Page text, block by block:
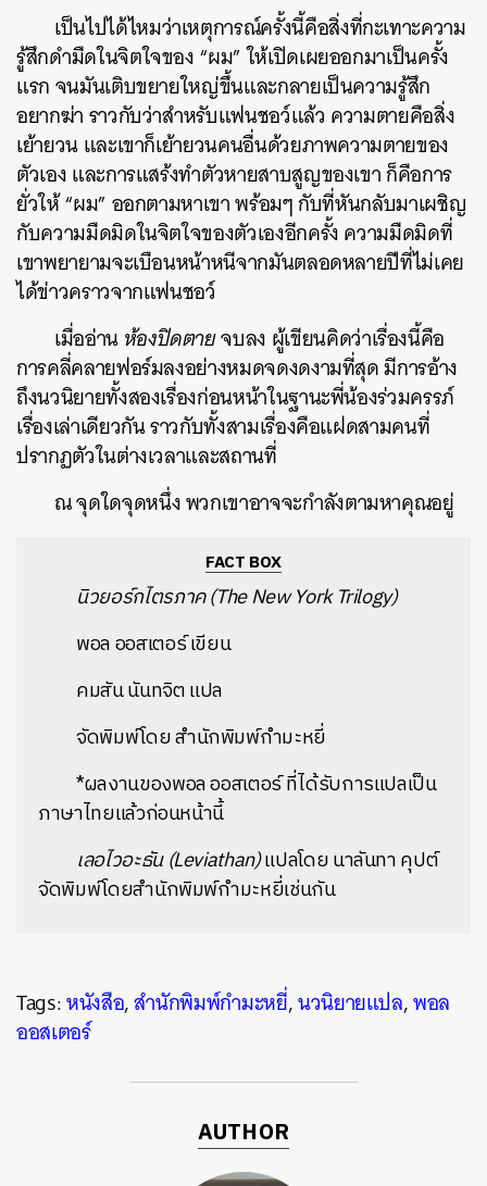
เป็นไปได้ไหมว่าเหตุการณ์ครั้งนี้คือสิ่งที่กะเทาะความ
รู้สึกดำมืดในจิตใจของ “ผม” ให้เปิดเผยออกมาเป็นครั้ง
แรก จนมันเติบขยายใหญ่ขึ้นและกลายเป็นความรู้สึก
อยากฆ่า ราวกับว่าสำหรับแฟนชอว์แล้ว ความตายคือสิ่ง
เย้ายวน และเขาก็เย้ายวนคนอื่นด้วยภาพความตายของ
ตัวเอง และการแสร้งทำตัวหายสาบสูญของเขา ก็คือการ
ยั่วให้ “ผม” ออกตามหาเขา พร้อมๆ กับที่หันกลับมาเผชิญ
กับความมืดมิดในจิตใจของตัวเองอีกครั้ง ความมืดมิดที่
เขาพยายามจะเบือนหน้าหนีจากมันตลอดหลายปีที่ไม่เคย
ได้ข่าวคราวจากแฟนชอว์
เมื่ออ่านห้องปิดตายจบลง ผู้เขียนคิดว่าเรื่องนี้คือ
การคลี่คลายฟอร์มลงอย่างหมดจดงดงามที่สุด มีการอ้าง
ถึงนวนิยายทั้งสองเรื่องก่อนหน้าในฐานะพี่น้องร่วมครรภ์
เรื่องเล่าเดียวกัน ราวกับทั้งสามเรื่องคือแฝดสามคนที่
ปรากฏตัวในต่างเวลาและสถานที่
ณ จุดใดจุดหนึ่ง พวกเขาอาจจะกำลังตามหาคุณอยู่
FACT BOX
นิวยอร์กไตรภาค (The New York Trilogy)
พอล ออสเตอร์ เขียน
คมสัน นันทจิต แปล
จัดพิมพ์โดย สำนักพิมพ์กำมะหยี่
*ผลงานของพอล ออสเตอร์ ที่ได้รับการแปลเป็น
ภาษาไทยแล้วก่อนหน้านี้
เลอไวอะธัน (Leviathan)แปลโดย นาลันทา คุปต์
จัดพิมพ์โดยสำนักพิมพ์กำมะหยี่เช่นกัน
Tags:หนังสือ,สำนักพิมพ์กำมะหยี่,นวนิยายแปล,พอล
ออสเตอร์
AUTHOR